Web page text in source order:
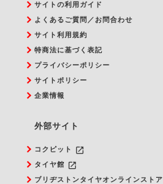
サイトの利用ガイド
よくあるご質問／お問合わせ
サイト利用規約
特商法に基づく表記
プライバシーポリシー
サイトポリシー
企業情報
外部サイト
コクピット launch
タイヤ館 launch
ブリヂストンタイヤオンラインストア